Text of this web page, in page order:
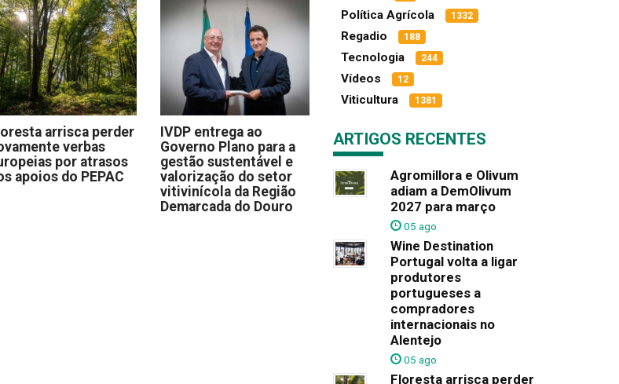
arrisca perder
verbas
por atrasos
apoios do PEPAC
IVDP entrega ao
Governo Plano para a
gestão sustentável e
valorização do setor
vitivinícola da Região
Demarcada do Douro
Política Agrícola 1332
Regadio 188
Tecnologia 244
Vídeos 12
Viticultura 1381
ARTIGOS RECENTES
Agromillora e Olivum
adiam a DemOlivum
2027 para março
05 ago
Wine Destination
Portugal volta a ligar
produtores
portugueses a
compradores
internacionais no
Alentejo
05 ago
Floresta arrisca perder